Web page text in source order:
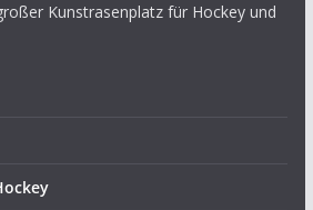
Kunstrasenplatz für Hockey und